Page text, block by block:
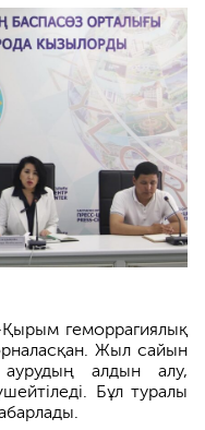
геморрагиялық
Жыл сайын
алдын алу,
Бұл туралы